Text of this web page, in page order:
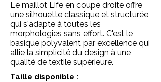
Le maillot Life en coupe droite offre
une silhouette classique et structurée
qui s'adapte à toutes les
morphologies sans effort. C'est le
basique polyvalent par excellence qui
allie la simplicité du design à une
qualité de textile supérieure.
Taille disponible :